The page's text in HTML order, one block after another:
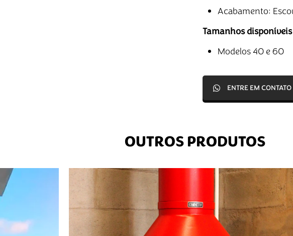
Acabamento:
Tamanhos disponíveis
Modelos 40 e 60
ENTRE EM
OUTROS PRODUTOS